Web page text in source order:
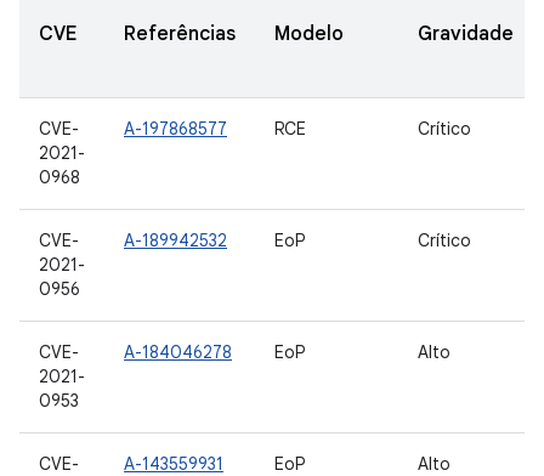
CVE Referências Modelo Gravidade
CVE-
2021-
0968
A-197868577 RCE Crítico
CVE-
2021-
0956
A-189942532 EoP Crítico
CVE-
2021-
0953
A-184046278 EoP Alto
CVE-
A-143559931 EoP Alto